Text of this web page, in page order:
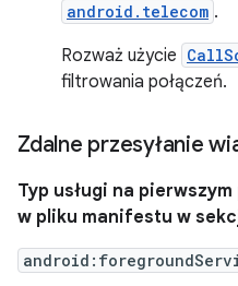
android.telecom .
Rozważ użycie
filtrowania połączeń.
Zdalne przesyłanie
Typ usługi na
w pliku manifestu w